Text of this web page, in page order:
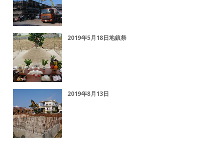
2019年5月18日地鎮祭
2019年8月13日